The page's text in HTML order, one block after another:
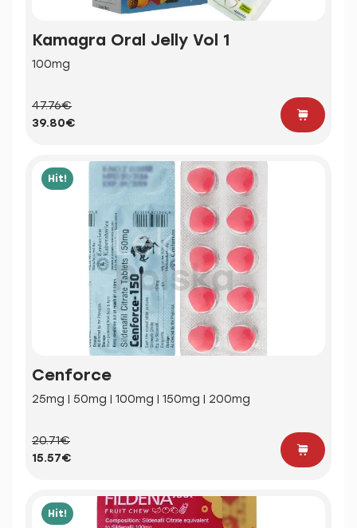
Kamagra Oral Jelly Vol 1
100mg
47.76€
39.80€
Hit!
Cenforce
25mg | 50mg | 100mg | 150mg | 200mg
20.71€
15.57€
Hit!